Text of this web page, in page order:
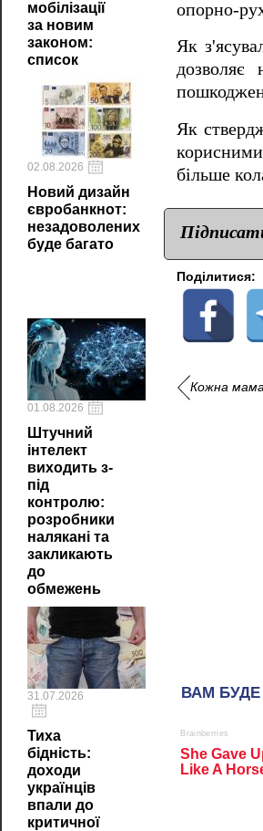
мобілізації
за новим
законом:
список
02.08.2026
Новий дизайн
євробанкнот:
незадоволених
буде багато
01.08.2026
Штучний
інтелект
виходить з-
під
контролю:
розробники
налякані та
закликають
до
обмежень
31.07.2026
Тиха
бідність:
доходи
українців
впали до
критичної
опорно-
Як
дозволяє
Як
більше
Поділитися:
Кожна